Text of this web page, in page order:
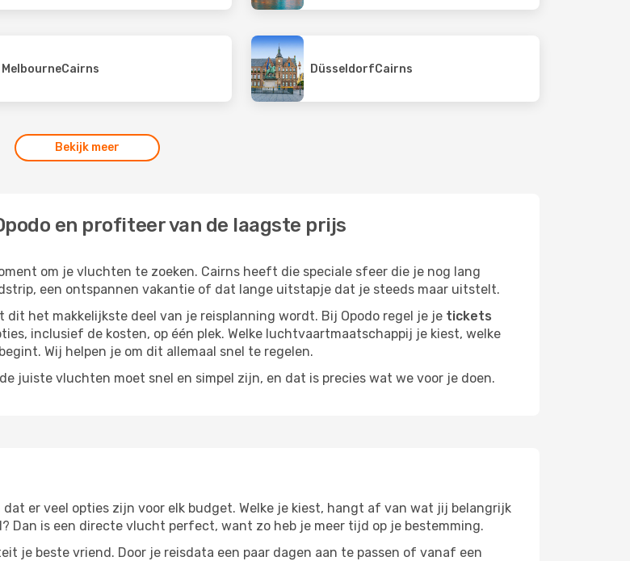
MelbourneCairns DüsseldorfCairns
Bekijk meer
en profiteer van de laagste prijs
om je vluchten te zoeken. Cairns heeft die speciale sfeer die je nog lang
een ontspannen vakantie of dat lange uitstapje dat je steeds maar uitstelt.
het makkelijkste deel van je reisplanning wordt. Bij Opodo regel je je tickets
inclusief de kosten, op één plek. Welke luchtvaartmaatschappij je kiest, welke
Wij helpen je om dit allemaal snel te regelen.
juiste vluchten moet snel en simpel zijn, en dat is precies wat we voor je doen.
dat er veel opties zijn voor elk budget. Welke je kiest, hangt af van wat jij belangrijk
Dan is een directe vlucht perfect, want zo heb je meer tijd op je bestemming.
je beste vriend. Door je reisdata een paar dagen aan te passen of vanaf een